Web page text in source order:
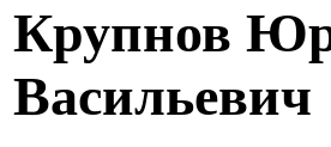
Крупнов
Васильевич